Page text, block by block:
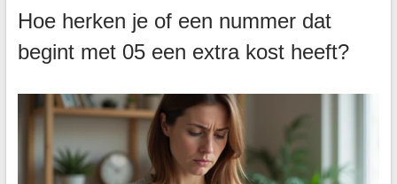
Hoe herken je of een nummer dat
begint met 05 een extra kost heeft?